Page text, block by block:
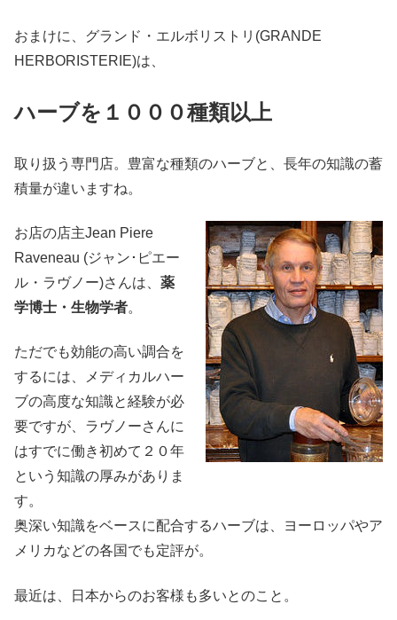
おまけに、グランド・エルボリストリ(GRANDE
HERBORISTERIE)は、
ハーブを１０００種類以上
取り扱う専門店。豊富な種類のハーブと、長年の知識の蓄
積量が違いますね。
お店の店主Jean Piere
Raveneau (ジャン･ピエー
ル・ラヴノー)さんは、 薬
学博士・生物学者。
ただでも効能の高い調合を
するには、メディカルハー
ブの高度な知識と経験が必
要ですが、ラヴノーさんに
はすでに働き初めて２０年
という知識の厚みがありま
す。
奥深い知識をベースに配合するハーブは、ヨーロッパやア
メリカなどの各国でも定評が。
最近は、日本からのお客様も多いとのこと。